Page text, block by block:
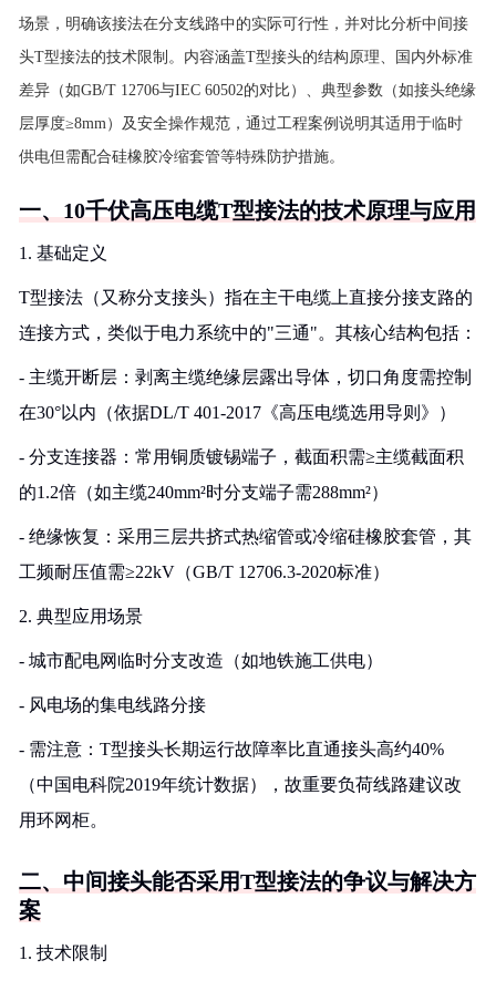
场景，明确该接法在分支线路中的实际可行性，并对比分析中间接
头T型接法的技术限制。内容涵盖T型接头的结构原理、国内外标准
差异（如GB/T 12706与IEC 60502的对比）、典型参数（如接头绝缘
层厚度≥8mm）及安全操作规范，通过工程案例说明其适用于临时
供电但需配合硅橡胶冷缩套管等特殊防护措施。
一、10千伏高压电缆T型接法的技术原理与应用
1. 基础定义
T型接法（又称分支接头）指在主干电缆上直接分接支路的
连接方式，类似于电力系统中的"三通"。其核心结构包括：
- 主缆开断层：剥离主缆绝缘层露出导体，切口角度需控制
在30°以内（依据DL/T 401-2017《高压电缆选用导则》）
- 分支连接器：常用铜质镀锡端子，截面积需≥主缆截面积
的1.2倍（如主缆240mm²时分支端子需288mm²）
- 绝缘恢复：采用三层共挤式热缩管或冷缩硅橡胶套管，其
工频耐压值需≥22kV（GB/T 12706.3-2020标准）
2. 典型应用场景
- 城市配电网临时分支改造（如地铁施工供电）
- 风电场的集电线路分接
- 需注意：T型接头长期运行故障率比直通接头高约40%
（中国电科院2019年统计数据），故重要负荷线路建议改
用环网柜。
二、中间接头能否采用T型接法的争议与解决方
案
1. 技术限制